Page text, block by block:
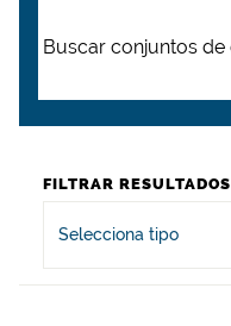
FILTRAR RESULTADOS
Selecciona tipo